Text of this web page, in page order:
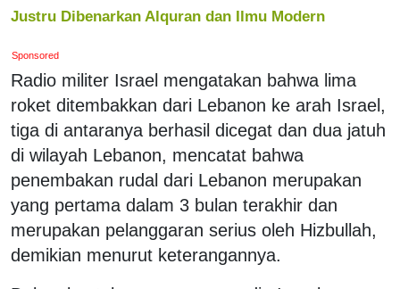
Justru Dibenarkan Alquran dan Ilmu Modern
Sponsored
Radio militer Israel mengatakan bahwa lima
roket ditembakkan dari Lebanon ke arah Israel,
tiga di antaranya berhasil dicegat dan dua jatuh
di wilayah Lebanon, mencatat bahwa
penembakan rudal dari Lebanon merupakan
yang pertama dalam 3 bulan terakhir dan
merupakan pelanggaran serius oleh Hizbullah,
demikian menurut keterangannya.